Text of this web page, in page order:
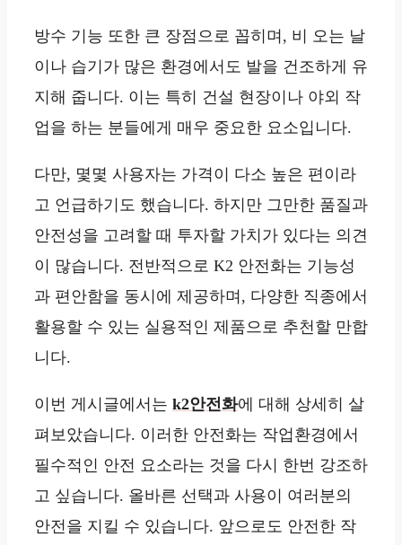
방수 기능 또한 큰 장점으로 꼽히며, 비 오는 날
이나 습기가 많은 환경에서도 발을 건조하게 유
지해 줍니다. 이는 특히 건설 현장이나 야외 작
업을 하는 분들에게 매우 중요한 요소입니다.
다만, 몇몇 사용자는 가격이 다소 높은 편이라
고 언급하기도 했습니다. 하지만 그만한 품질과
안전성을 고려할 때 투자할 가치가 있다는 의견
이 많습니다. 전반적으로 K2 안전화는 기능성
과 편안함을 동시에 제공하며, 다양한 직종에서
활용할 수 있는 실용적인 제품으로 추천할 만합
니다.
이번 게시글에서는 k2안전화에 대해 상세히 살
펴보았습니다. 이러한 안전화는 작업환경에서
필수적인 안전 요소라는 것을 다시 한번 강조하
고 싶습니다. 올바른 선택과 사용이 여러분의
안전을 지킬 수 있습니다. 앞으로도 안전한 작